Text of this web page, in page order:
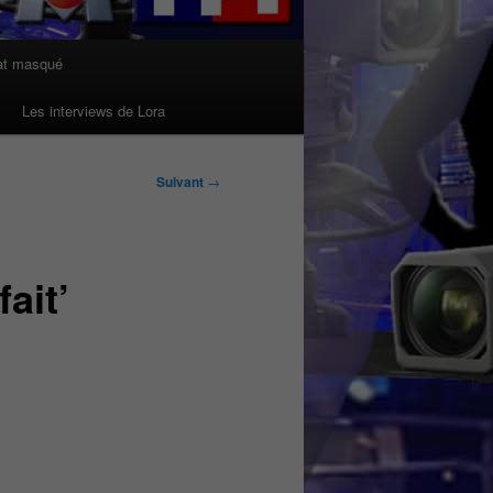
masqué
Les interviews de Lora
Suivant →